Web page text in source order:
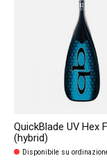
QuickBlade UV Hex
(hybrid)
Disponibile su